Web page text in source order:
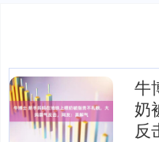
牛
奶
反